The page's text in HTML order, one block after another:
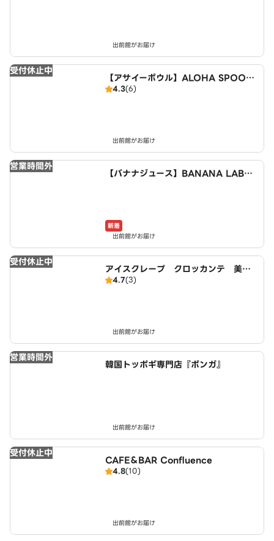
出前館がお届け
受付休止中
【アサイーボウル】ALOHA SPOON
～Acai bowl cafe～ 美園店
4.3(6)
出前館がお届け
営業時間外
【バナナジュース】BANANA LAB
新着
出前館がお届け
受付休止中
アイスクレープ クロッカンテ 美園
店4.7(3)
出前館がお届け
営業時間外
韓国トッポギ専門店『ボンガ』
出前館がお届け
受付休止中
CAFE＆BAR Confluence
4.8(10)
出前館がお届け